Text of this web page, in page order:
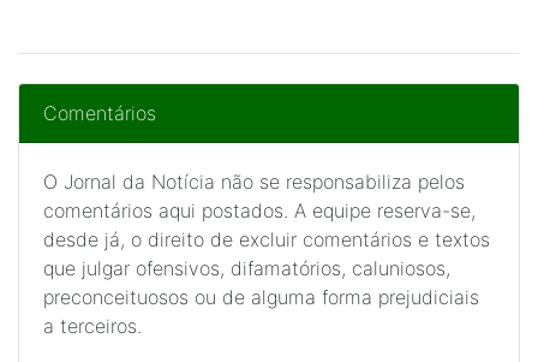
Comentários
O Jornal da Notícia não se responsabiliza pelos
comentários aqui postados. A equipe reserva-se,
desde já, o direito de excluir comentários e textos
que julgar ofensivos, difamatórios, caluniosos,
preconceituosos ou de alguma forma prejudiciais
a terceiros.